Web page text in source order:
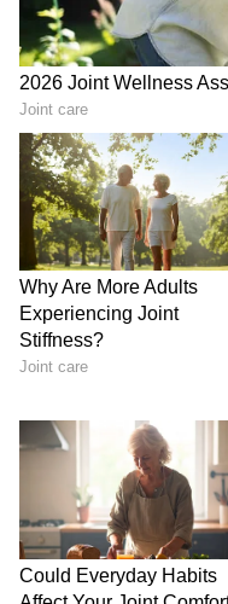
ಮಾಡುತ್ತದೆ.
ನಿಮ್ಮ ಮನೆಯಲ್ಲಿ ರಾಹು
ಅದನ್ನು ಪ್ರತಿದಿನ
ರಾಹುವಿನ ದುರ್ಬಲ
ಮಾಡಲು
ಬಾರ್ಲಿ ಧಾನ್ಯಗಳನ್ನು
ಅವುಗಳನ್ನು ದಾನ
ರಾಹು ಶಾಂತಿ
ಪ್ರಭಾವಗಳನ್ನು
ಇತರ ರೀತಿಯ
ರಾಹುವಿನ ಬೀಜ
ಸಹ ನಿಮಗೆ ಸಹಾಯ